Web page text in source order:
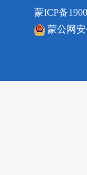
蒙ICP备
蒙公网安